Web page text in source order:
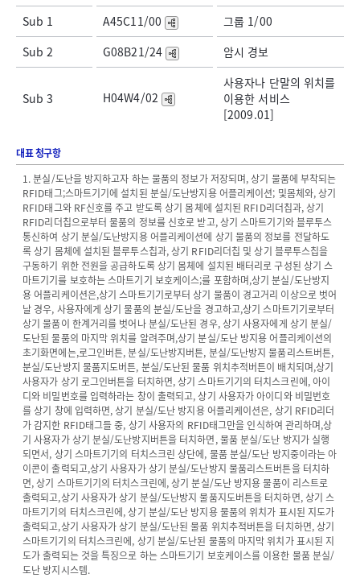
Sub 1
A45C11/00
그룹 1/00
Sub 2
G08B21/24 암시 경보
Sub 3 H04W4/02
사용자나 단말의 위치를
이용한 서비스
[2009.01]
대표 청구항
1. 분실/도난을 방지하고자 하는 물품의 정보가 저장되며, 상기 물품에 부착되는
RFID태그;스마트기기에 설치된 분실/도난방지용 어플리케이션; 및몸체와, 상기
RFID태그와 RF신호를 주고 받도록 상기 몸체에 설치된 RFID리더칩과, 상기
RFID리더칩으로부터 물품의 정보를 신호로 받고, 상기 스마트기기와 블루투스
통신하여 상기 분실/도난방지용 어플리케이션에 상기 물품의 정보를 전달하도
록 상기 몸체에 설치된 블루투스칩과, 상기 RFID리더칩 및 상기 블루투스칩을
구동하기 위한 전원을 공급하도록 상기 몸체에 설치된 배터리로 구성된 상기 스
마트기기를 보호하는 스마트기기 보호케이스;를 포함하며,상기 분실/도난방지
용 어플리케이션은,상기 스마트기기로부터 상기 물품이 경고거리 이상으로 벗어
날 경우, 사용자에게 상기 물품의 분실/도난을 경고하고,상기 스마트기기로부터
상기 물품이 한계거리를 벗어나 분실/도난된 경우, 상기 사용자에게 상기 분실/
도난된 물품의 마지막 위치를 알려주며,상기 분실/도난 방지용 어플리케이션의
초기화면에는,로그인버튼, 분실/도난방지버튼, 분실/도난방지 물품리스트버튼,
분실/도난방지 물품지도버튼, 분실/도난된 물품 위치추적버튼이 배치되며,상기
사용자가 상기 로그인버튼을 터치하면, 상기 스마트기기의 터치스크린에, 아이
디와 비밀번호를 입력하라는 창이 출력되고, 상기 사용자가 아이디와 비밀번호
를 상기 창에 입력하면, 상기 분실/도난 방지용 어플리케이션은, 상기 RFID리더
가 감지한 RFID태그들 중, 상기 사용자의 RFID태그만을 인식하여 관리하며,상
기 사용자가 상기 분실/도난방지버튼을 터치하면, 물품 분실/도난 방지가 실행
되면서, 상기 스마트기기의 터치스크린 상단에, 물품 분실/도난 방지중이라는 아
이콘이 출력되고,상기 사용자가 상기 분실/도난방지 물품리스트버튼을 터치하
면, 상기 스마트기기의 터치스크린에, 상기 분실/도난 방지용 물품이 리스트로
출력되고,상기 사용자가 상기 분실/도난방지 물품지도버튼을 터치하면, 상기 스
마트기기의 터치스크린에, 상기 분실/도난 방지용 물품의 위치가 표시된 지도가
출력되고,상기 사용자가 상기 분실/도난된 물품 위치추적버튼을 터치하면, 상기
스마트기기의 터치스크린에, 상기 분실/도난된 물품의 마지막 위치가 표시된 지
도가 출력되는 것을 특징으로 하는 스마트기기 보호케이스를 이용한 물품 분실/
도난 방지시스템.